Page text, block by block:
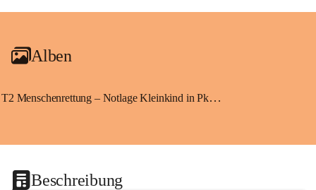
+2
Alben
T2 Menschenrettung – Notlage Kleinkind in Pkw eingeschlossen
Beschreibung